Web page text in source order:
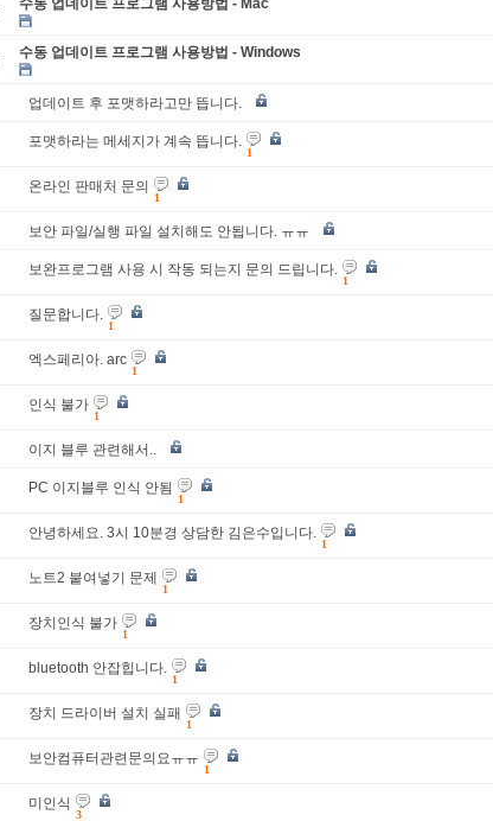
수동 업데이트 프로그램 사용방법 - Mac
수동 업데이트 프로그램 사용방법 - Windows
업데이트 후 포맷하라고만 뜹니다.
포맷하라는 메세지가 계속 뜹니다.
1
온라인 판매처 문의
1
보안 파일/실행 파일 설치해도 안됩니다. ㅠㅠ
보완프로그램 사용 시 작동 되는지 문의 드립니다.
1
질문합니다.
1
엑스페리아. arc
1
인식 불가
1
이지 블루 관련해서..
PC 이지블루 인식 안됨
1
안녕하세요. 3시 10분경 상담한 김은수입니다.
1
노트2 붙여넣기 문제
1
장치인식 불가
1
bluetooth 안잡힙니다.
1
장치 드라이버 설치 실패
1
보안컴퓨터관련문의요ㅠㅠ
1
미인식
3